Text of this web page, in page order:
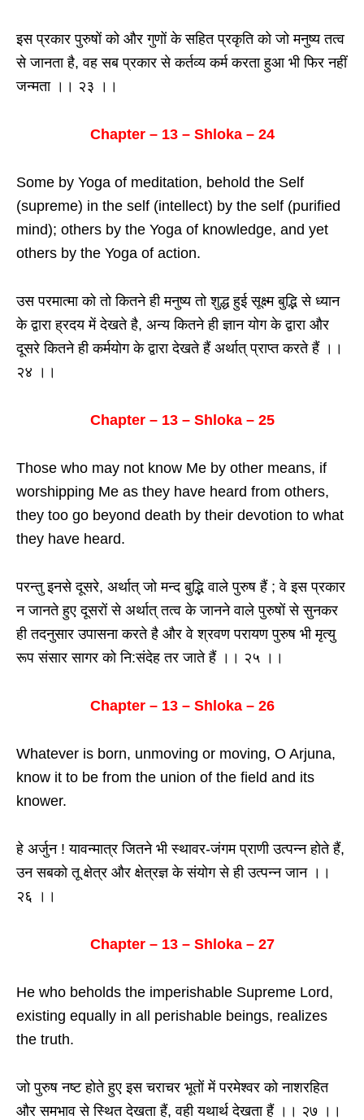
इस प्रकार पुरुषों को और गुणों के सहित प्रकृति को जो मनुष्य तत्व
से जानता है, वह सब प्रकार से कर्तव्य कर्म करता हुआ भी फिर नहीं
जन्मता ।। २३ ।।
Chapter – 13 – Shloka – 24
Some by Yoga of meditation, behold the Self
(supreme) in the self (intellect) by the self (purified
mind); others by the Yoga of knowledge, and yet
others by the Yoga of action.
उस परमात्मा को तो कितने ही मनुष्य तो शुद्ध हुई सूक्ष्म बुद्भि से ध्यान
के द्वारा ह्रदय में देखते है, अन्य कितने ही ज्ञान योग के द्वारा और
दूसरे कितने ही कर्मयोग के द्वारा देखते हैं अर्थात् प्राप्त करते हैं ।।
२४ ।।
Chapter – 13 – Shloka – 25
Those who may not know Me by other means, if
worshipping Me as they have heard from others,
they too go beyond death by their devotion to what
they have heard.
परन्तु इनसे दूसरे, अर्थात् जो मन्द बुद्भि वाले पुरुष हैं ; वे इस प्रकार
न जानते हुए दूसरों से अर्थात् तत्व के जानने वाले पुरुषों से सुनकर
ही तदनुसार उपासना करते है और वे श्रवण परायण पुरुष भी मृत्यु
रूप संसार सागर को नि:संदेह तर जाते हैं ।। २५ ।।
Chapter – 13 – Shloka – 26
Whatever is born, unmoving or moving, O Arjuna,
know it to be from the union of the field and its
knower.
हे अर्जुन ! यावन्मात्र जितने भी स्थावर-जंगम प्राणी उत्पन्न होते हैं,
उन सबको तू क्षेत्र और क्षेत्रज्ञ के संयोग से ही उत्पन्न जान ।।
२६ ।।
Chapter – 13 – Shloka – 27
He who beholds the imperishable Supreme Lord,
existing equally in all perishable beings, realizes
the truth.
जो पुरुष नष्ट होते हुए इस चराचर भूतों में परमेश्वर को नाशरहित
और समभाव से स्थित देखता हैं, वही यथार्थ देखता हैं ।। २७ ।।